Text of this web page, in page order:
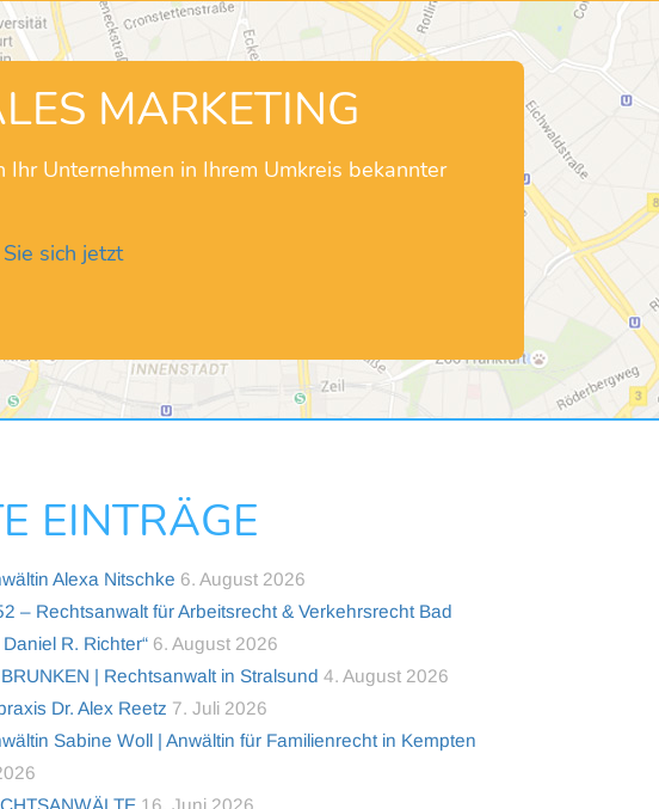
MARKETING
Ihr Unternehmen in Ihrem Umkreis bekannter
sich jetzt
EINTRÄGE
Alexa Nitschke 6. August 2026
– Rechtsanwalt für Arbeitsrecht & Verkehrsrecht Bad
R. Richter“ 6. August 2026
| Rechtsanwalt in Stralsund 4. August 2026
Dr. Alex Reetz 7. Juli 2026
Sabine Woll | Anwältin für Familienrecht in Kempten
16. Juni 2026